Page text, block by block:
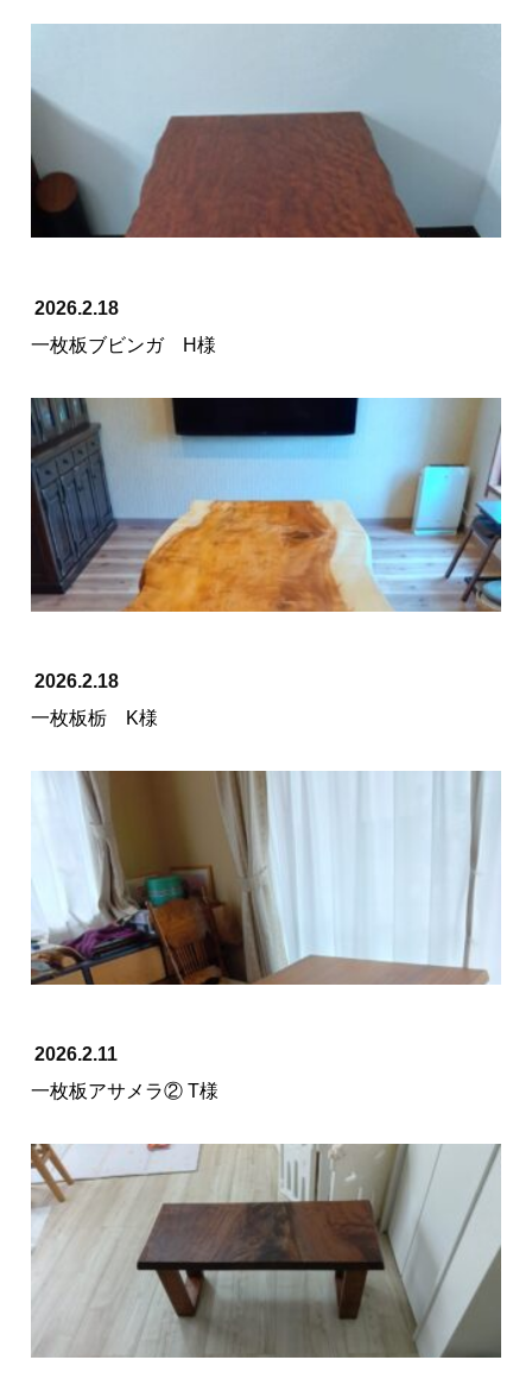
2026.2.18
一枚板ブビンガ H様
2026.2.18
一枚板栃 K様
2026.2.11
一枚板アサメラ② T様